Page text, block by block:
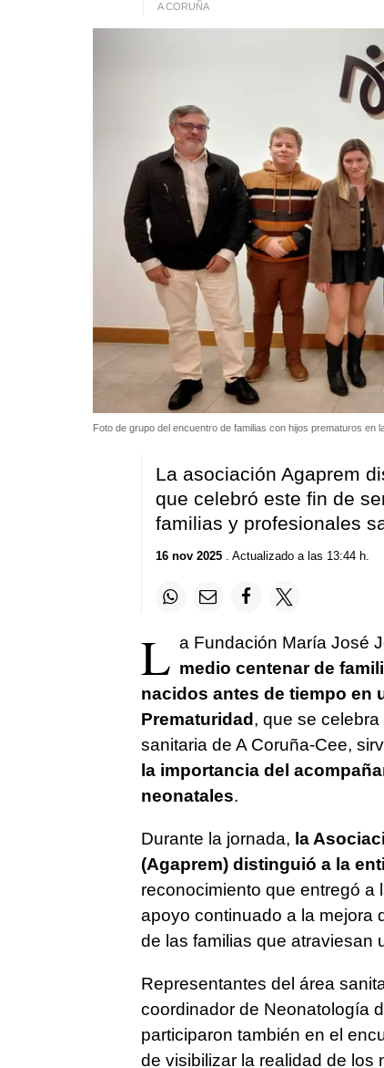
A CORUÑA
Foto de grupo del encuentro de familias con hijos prematuros en
La asociación Agaprem
que celebró este fin de
familias y profesionales
16 nov 2025. Actualizado a las 13:44 h.
L a Fundación María José
medio centenar de
nacidos antes de tiempo en
Prematuridad, que se
sanitaria de A Coruña-Cee,
la importancia del
neonatales.
Durante la jornada, la
(Agaprem) distinguió a la
reconocimiento que entregó a
apoyo continuado a la mejora
de las familias que atraviesan
Representantes del área
coordinador de Neonatología
participaron también en el
de visibilizar la realidad de los